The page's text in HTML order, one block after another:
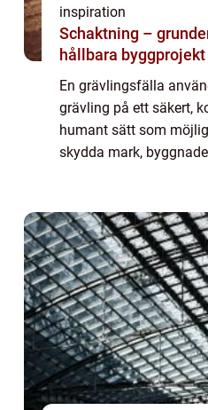
inspiration
Schaktning –
hållbara byggprojekt
En grävlingsfälla
grävling på ett säkert,
humant sätt som
skydda mark,
respekt...